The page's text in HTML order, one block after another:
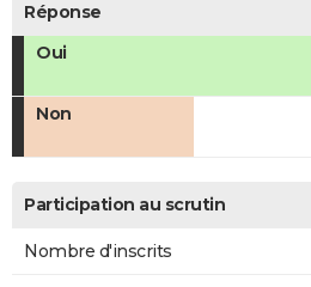
Réponse
Oui
Non
Participation au scrutin
Nombre d'inscrits